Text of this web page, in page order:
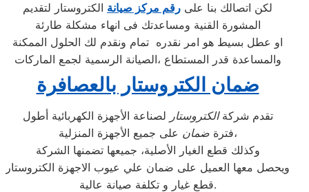
لكن اتصالك بنا على رقم مركز صيانة الكتروستار لتقديم
المشورة القنية ومساعدتك فى انهاء مشكلة طارئة
او عطل بسيط هو امر نقدره تمام ونقدم لك الحلول الممكنة
والمساعدة قدر المستطاع ،الصيانة الرسمية لجمع الماركات
ضمان الكتروستار بالعصافرة
تقدم شركةالكتروستار لصناعة الأجهزة الكهربائية أطول
فترةضمان
على جميع الأجهزة المنزلية،
وكذلك قطع الغيار الأصلية، جميعها تضمنها الشركة
ويحصل معها العميل على ضمان علي عيوب الاجهزة الكتروستار
قطع غيار و تكلفة صيانة عالية.